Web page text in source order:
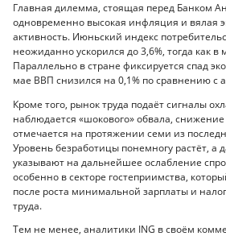
Главная дилемма, стоящая перед Банком
одновременно высокая инфляция и вялая
активность. Июньский индекс
неожиданно ускорился до 3,6%, тогда как в
Параллельно в стране фиксируется спад
мае ВВП снизился на 0,1% по сравнению с
Кроме того, рынок труда подаёт сигналы
наблюдается «шокового» обвала,
отмечается на протяжении семи из
Уровень безработицы понемногу растёт, а
указывают на дальнейшее ослабление
особенно в секторе гостеприимства,
после роста минимальной зарплаты и
труда.
Тем не менее, аналитики ING в своём